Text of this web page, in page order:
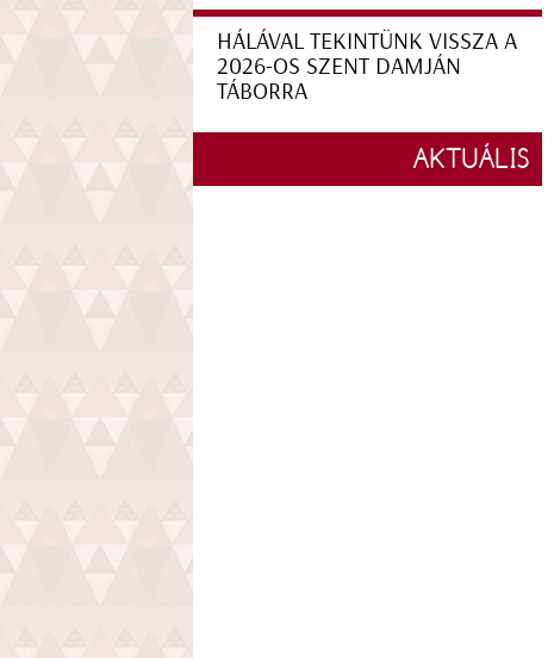
HÁLÁVAL TEKINTÜNK VISSZA A
2026-OS SZENT DAMJÁN
TÁBORRA
AKTUÁLIS